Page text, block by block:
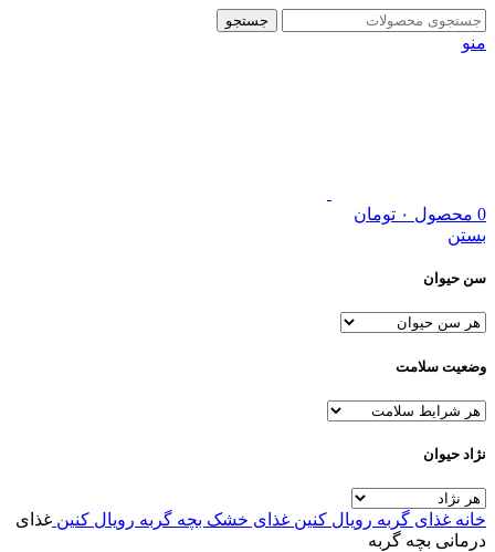
جستجو
منو
0 محصول ۰ تومان
بستن
سن حیوان
وضعیت سلامت
نژاد حیوان
خانه غذای گربه رویال کنین غذای خشک بچه گربه رویال کنین غذای
درمانی بچه گربه